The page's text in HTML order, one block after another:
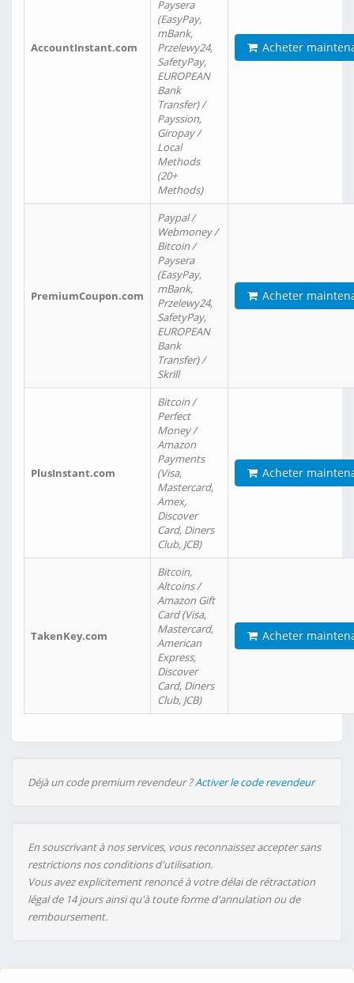
AccountInstant.com
Paysera
(EasyPay,
mBank,
Przelewy24,
SafetyPay,
EUROPEAN
Bank
Transfer) /
Payssion,
Giropay /
Local
Methods
(20+
Methods)
Acheter
PremiumCoupon.com
Paypal /
Webmoney /
Bitcoin /
Paysera
(EasyPay,
mBank,
Przelewy24,
SafetyPay,
EUROPEAN
Bank
Transfer) /
Skrill
Acheter
PlusInstant.com
Bitcoin /
Perfect
Money /
Amazon
Payments
(Visa,
Mastercard,
Amex,
Discover
Card, Diners
Club, JCB)
Acheter
TakenKey.com
Bitcoin,
Altcoins /
Amazon Gift
Card (Visa,
Mastercard,
American
Express,
Discover
Card, Diners
Club, JCB)
Acheter
Déjà un code premium revendeur ?Activer le code revendeur
En souscrivant à nos services, vous reconnaissez accepter sans
restrictions nos conditions d'utilisation.
Vous avez explicitement renoncé à votre délai de rétractation
légal de 14 jours ainsi qu'à toute forme d'annulation ou de
remboursement.